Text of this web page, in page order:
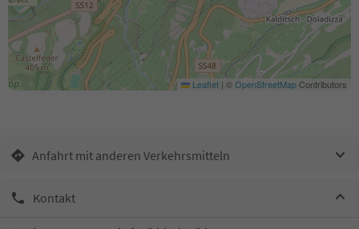
Leaflet | ©OpenStreetMapContributors
Anfahrt mit anderen Verkehrsmitteln
Kontakt